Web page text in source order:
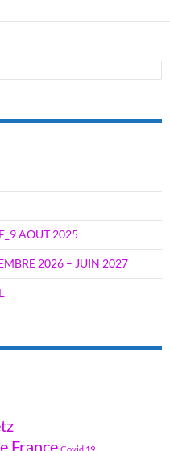
AOUT 2025
2026 – JUIN 2027
France